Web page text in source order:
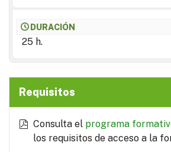
DURACIÓN
25 h.
Requisitos
Consulta el programa
los requisitos de acceso a la